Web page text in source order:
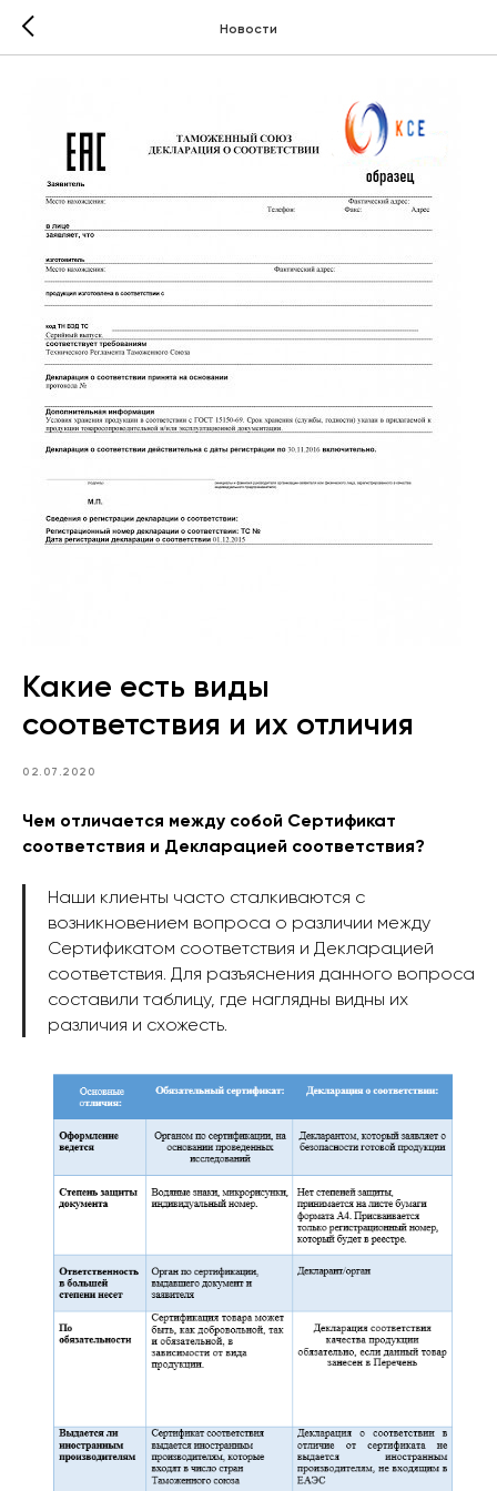
Новости
Какие есть виды
соответствия и их отличия
02.07.2020
Чем отличается между собой Сертификат
соответствия и Декларацией соответствия?
Наши клиенты часто сталкиваются с
возникновением вопроса о различии между
Сертификатом соответствия и Декларацией
соответствия. Для разъяснения данного вопроса
составили таблицу, где наглядны видны их
различия и схожесть.